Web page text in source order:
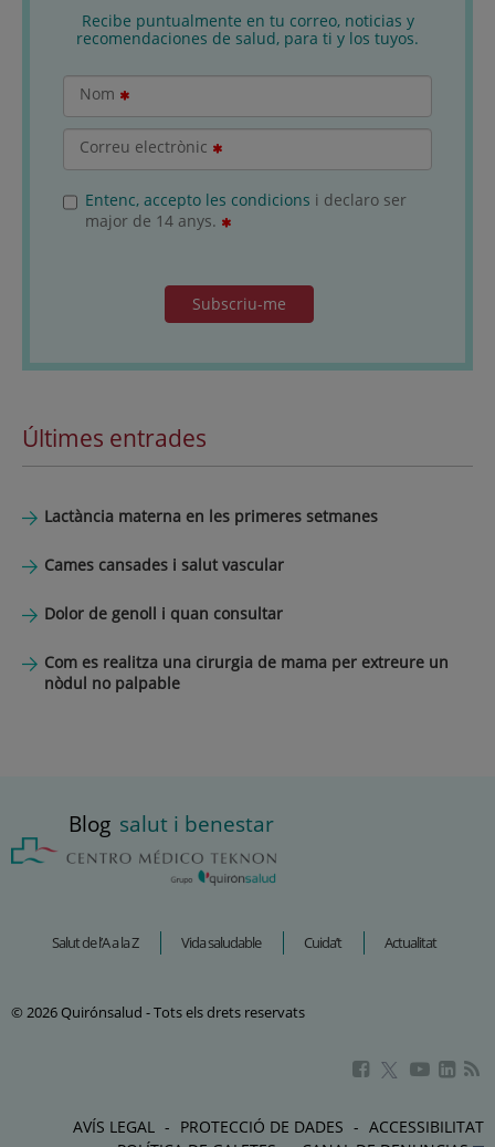
Recibe puntualmente en tu correo, noticias y
recomendaciones de salud, para ti y los tuyos.
Nom
Correu electrònic
Entenc, accepto les condicions i declaro ser
major de 14 anys.
Subscriu-me
Últimes entrades
Lactància materna en les primeres setmanes
Cames cansades i salut vascular
Dolor de genoll i quan consultar
Com es realitza una cirurgia de mama per extreure un
nòdul no palpable
Blog salut i benestar
Salut de l’A a la Z Vida saludable Cuida’t Actualitat
© 2026 Quirónsalud - Tots els drets reservats
Aquest
en
Aquest
s'obrirà
en
Aquest
en en
AVÍS LEGAL PROTECCIÓ DE DADES
ACCESSIBILITAT